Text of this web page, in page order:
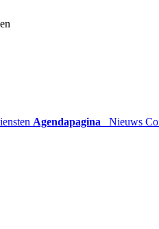
Agendapagina Nieuws